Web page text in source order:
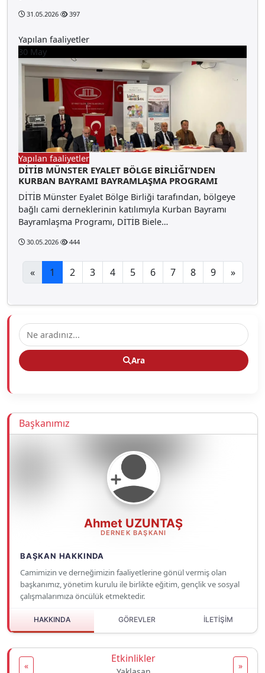
31.05.2026 397
Yapılan faaliyetler
30 May
Yapılan faaliyetler
DİTİB MÜNSTER EYALET BÖLGE BİRLİĞI’NDEN
KURBAN BAYRAMI BAYRAMLAŞMA PROGRAMI
DİTİB Münster Eyalet Bölge Birliği tarafından, bölgeye
bağlı cami derneklerinin katılımıyla Kurban Bayramı
Bayramlaşma Programı, DİTİB Biele…
30.05.2026 444
« 1 2 3 4 5 6 7 8 9 »
Ara
Başkanımız
Ahmet UZUNTAŞ
DERNEK BAŞKANI
BAŞKAN HAKKINDA
Camimizin ve derneğimizin faaliyetlerine gönül vermiş olan
başkanımız, yönetim kurulu ile birlikte eğitim, gençlik ve sosyal
çalışmalarımıza öncülük etmektedir.
HAKKINDA GÖREVLER İLETİŞİM
«
Etkinlikler
»